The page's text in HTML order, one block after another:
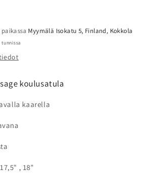
Myymälä Isokatu 5, Finland, Kokkola
koulusatula
kaarella
, 18"